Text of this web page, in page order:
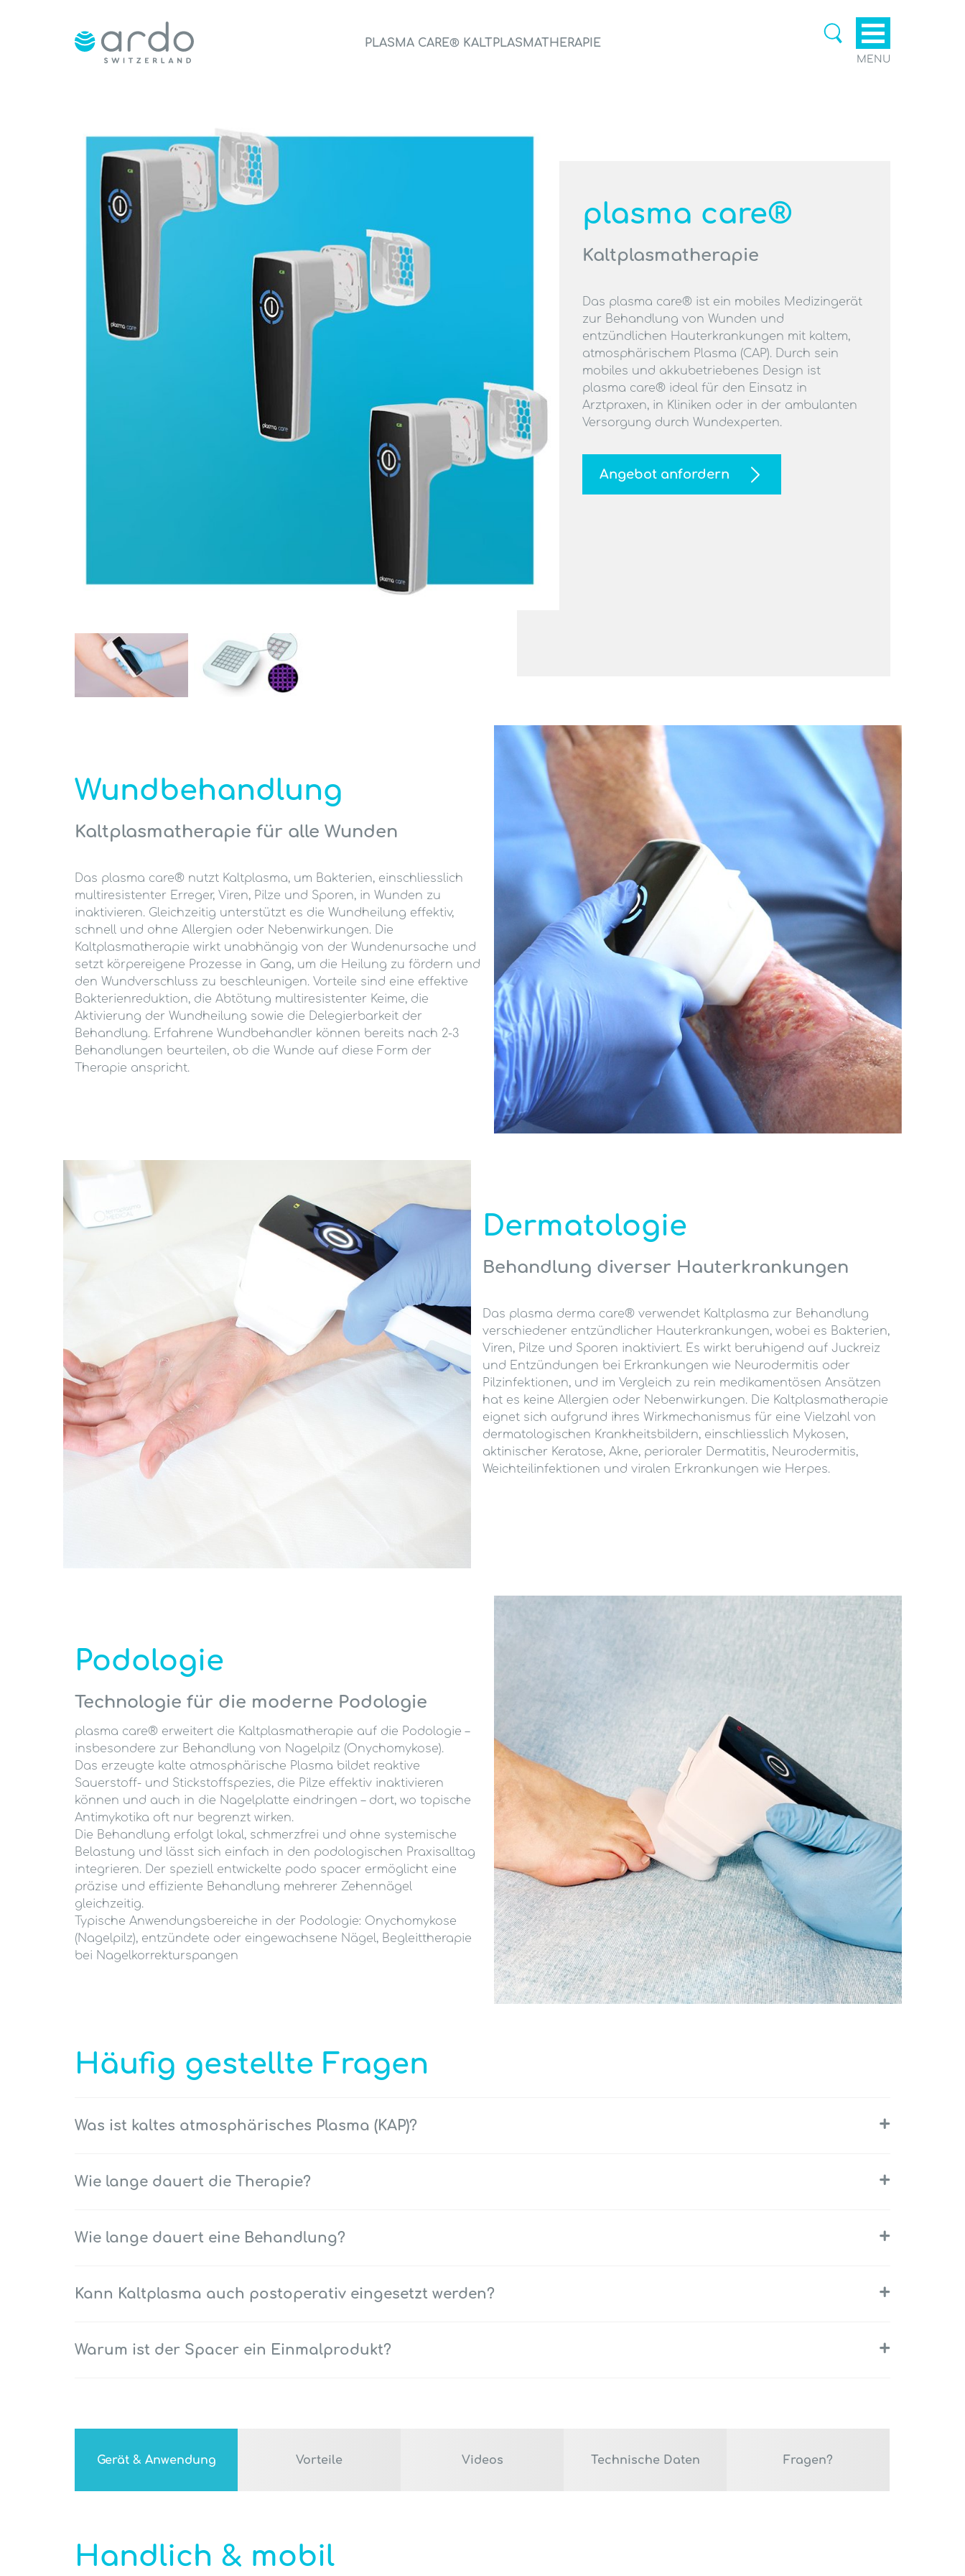
PLASMA CARE® KALTPLASMATHERAPIE
MENU
plasma care®
Kaltplasmatherapie
Das plasma care® ist ein mobiles Medizingerät
zur Behandlung von Wunden und
entzündlichen Hauterkrankungen mit kaltem,
atmosphärischem Plasma (CAP). Durch sein
mobiles und akkubetriebenes Design ist
plasma care® ideal für den Einsatz in
Arztpraxen, in Kliniken oder in der ambulanten
Versorgung durch Wundexperten.
Angebot anfordern
Wundbehandlung
Kaltplasmatherapie für alle Wunden
Das plasma care® nutzt Kaltplasma, um Bakterien, einschliesslich
multiresistenter Erreger, Viren, Pilze und Sporen, in Wunden zu
inaktivieren. Gleichzeitig unterstützt es die Wundheilung effektiv,
schnell und ohne Allergien oder Nebenwirkungen. Die
Kaltplasmatherapie wirkt unabhängig von der Wundenursache und
setzt körpereigene Prozesse in Gang, um die Heilung zu fördern und
den Wundverschluss zu beschleunigen. Vorteile sind eine effektive
Bakterienreduktion, die Abtötung multiresistenter Keime, die
Aktivierung der Wundheilung sowie die Delegierbarkeit der
Behandlung. Erfahrene Wundbehandler können bereits nach 2-3
Behandlungen beurteilen, ob die Wunde auf diese Form der
Therapie anspricht.
Dermatologie
Behandlung diverser Hauterkrankungen
Das plasma derma care® verwendet Kaltplasma zur Behandlung
verschiedener entzündlicher Hauterkrankungen, wobei es Bakterien,
Viren, Pilze und Sporen inaktiviert. Es wirkt beruhigend auf Juckreiz
und Entzündungen bei Erkrankungen wie Neurodermitis oder
Pilzinfektionen, und im Vergleich zu rein medikamentösen Ansätzen
hat es keine Allergien oder Nebenwirkungen. Die Kaltplasmatherapie
eignet sich aufgrund ihres Wirkmechanismus für eine Vielzahl von
dermatologischen Krankheitsbildern, einschliesslich Mykosen,
aktinischer Keratose, Akne, perioraler Dermatitis, Neurodermitis,
Weichteilinfektionen und viralen Erkrankungen wie Herpes.
Podologie
Technologie für die moderne Podologie
plasma care® erweitert die Kaltplasmatherapie auf die Podologie –
insbesondere zur Behandlung von Nagelpilz (Onychomykose).
Das erzeugte kalte atmosphärische Plasma bildet reaktive
Sauerstoff- und Stickstoffspezies, die Pilze effektiv inaktivieren
können und auch in die Nagelplatte eindringen – dort, wo topische
Antimykotika oft nur begrenzt wirken.
Die Behandlung erfolgt lokal, schmerzfrei und ohne systemische
Belastung und lässt sich einfach in den podologischen Praxisalltag
integrieren. Der speziell entwickelte podo spacer ermöglicht eine
präzise und effiziente Behandlung mehrerer Zehennägel
gleichzeitig.
Typische Anwendungsbereiche in der Podologie: Onychomykose
(Nagelpilz), entzündete oder eingewachsene Nägel, Begleittherapie
bei Nagelkorrekturspangen
Häufig gestellte Fragen
Was ist kaltes atmosphärisches Plasma (KAP)? +
Wie lange dauert die Therapie? +
Wie lange dauert eine Behandlung? +
Kann Kaltplasma auch postoperativ eingesetzt werden? +
Warum ist der Spacer ein Einmalprodukt? +
Gerät & Anwendung Vorteile Videos Technische Daten Fragen?
Handlich & mobil
Stillhilfen & Brustpflege
Ardomom Blog
SOLARDO® Laser mieten
Suche
Kontakt